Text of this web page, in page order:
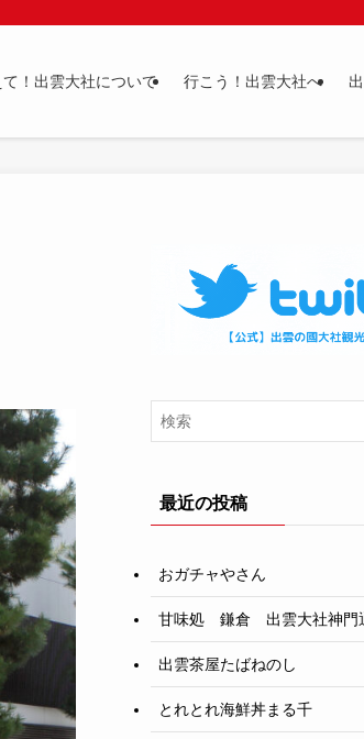
て！出雲大社について 行こう！出雲大社へ
最近の投稿
おガチャやさん
甘味処 鎌倉 出雲大社神門
出雲茶屋たばねのし
とれとれ海鮮丼まる千